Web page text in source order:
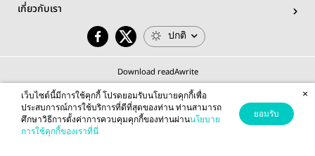
เกี่ยวกับเรา
ปกติ
Download readAwrite
© 2026 readAwrite.com by MEB Corporation Public Company Limited
This site is protected by reCAPTCHA and the Google
เว็บไซต์นี้มีการใช้คุกกี้ โปรดยอมรับนโยบายคุกกี้เพื่อ
ประสบการณ์การใช้บริการที่ดีที่สุดของท่าน ท่านสามารถ
ศึกษาวิธีการตั้งค่าการควบคุมคุกกี้ของท่านผ่านนโยบาย
การใช้คุกกี้ของเราที่นี่
ยอมรับ
×